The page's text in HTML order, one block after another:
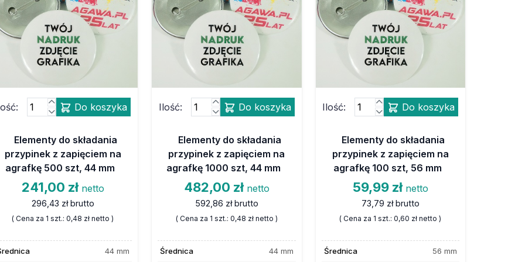
Do koszyka
Elementy do składania
przypinek z zapięciem na
agrafkę 500 szt, 44 mm
241,00 zł netto
296,43 zł brutto
( Cena za 1 szt.:0,48 zł netto )
44 mm
Ilość: Do koszyka
Elementy do składania
przypinek z zapięciem na
agrafkę 1000 szt, 44 mm
482,00 zł netto
592,86 zł brutto
( Cena za 1 szt.: 0,48 złnetto )
Średnica 44 mm
Ilość: Do koszyka
Elementy do składania
przypinek z zapięciem na
agrafkę 100 szt, 56 mm
59,99 zł netto
73,79 zł brutto
( Cena za 1 szt.:0,60 zł netto )
Średnica 56 mm